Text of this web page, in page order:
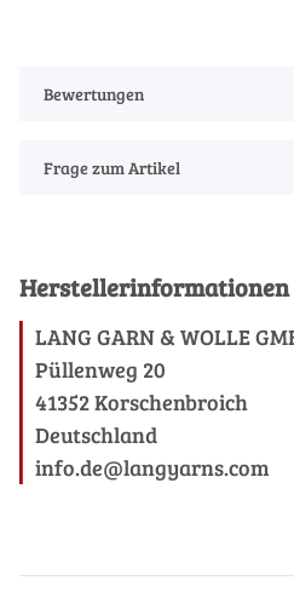
Bewertungen
Frage zum Artikel
Herstellerinformationen
LANG GARN & WOLLE
Püllenweg 20
41352 Korschenbroich
Deutschland
info.de@langyarns.com